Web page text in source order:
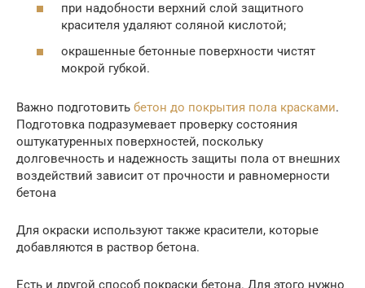
при надобности верхний слой защитного
красителя удаляют соляной кислотой;
окрашенные бетонные поверхности чистят
мокрой губкой.
Важно подготовить бетон до покрытия пола красками.
Подготовка подразумевает проверку состояния
оштукатуренных поверхностей, поскольку
долговечность и надежность защиты пола от внешних
воздействий зависит от прочности и равномерности
бетона
Для окраски используют также красители, которые
добавляются в раствор бетона.
Есть и другой способ покраски бетона. Для этого нужно